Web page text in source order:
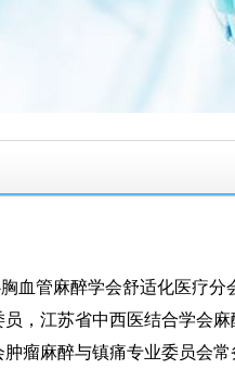
血管麻醉学会舒适化医疗分
，江苏省中西医结合学会
肿瘤麻醉与镇痛专业委员会